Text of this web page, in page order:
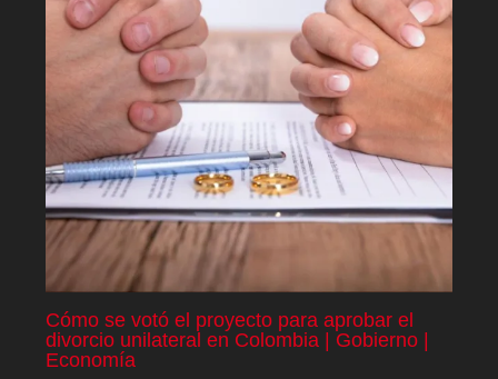
Cómo se votó el proyecto para aprobar el
divorcio unilateral en Colombia | Gobierno |
Economía